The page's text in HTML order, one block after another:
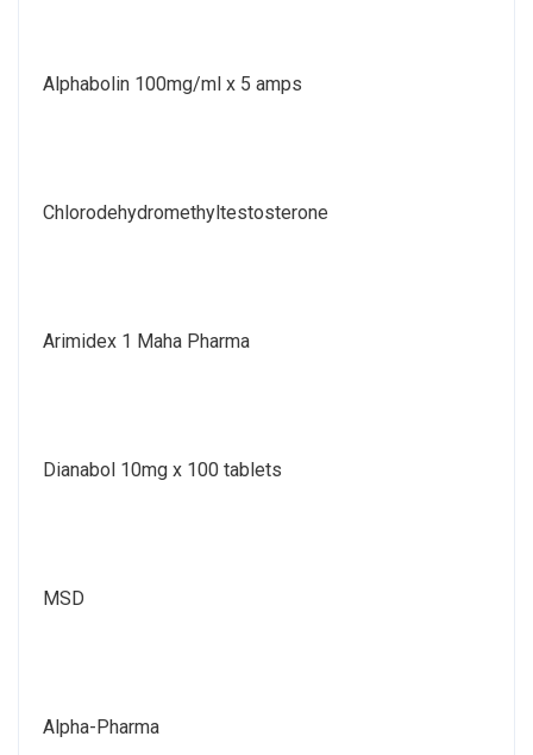
Alphabolin 100mg/ml x 5 amps
Chlorodehydromethyltestosterone
Arimidex 1 Maha Pharma
Dianabol 10mg x 100 tablets
MSD
Alpha-Pharma